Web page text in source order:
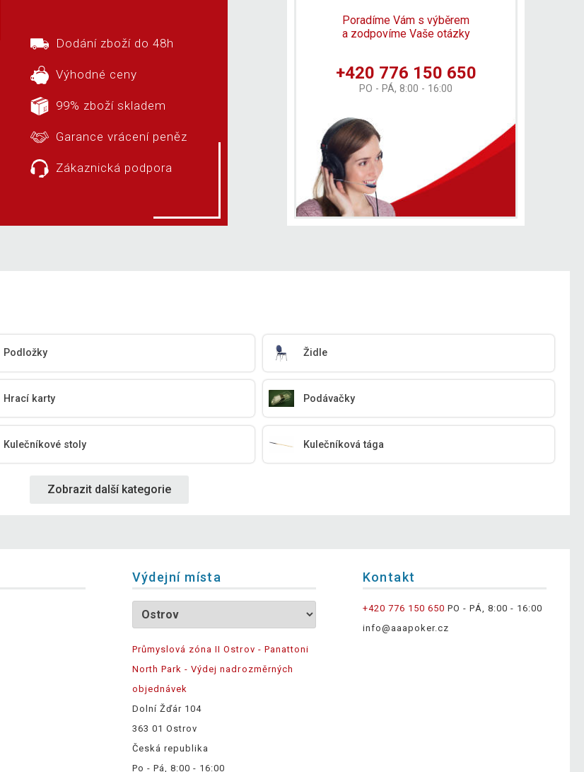
Dodání zboží do 48h
Výhodné ceny
99% zboží skladem
Garance vrácení peněz
Zákaznická podpora
Poradíme Vám s výběrem
a zodpovíme Vaše otázky
+420 776 150 650
PO - PÁ, 8:00 - 16:00
Podložky Židle
Hrací karty Podávačky
Kulečníkové stoly Kulečníková tága
Zobrazit další kategorie
Výdejní místa
Průmyslová zóna II Ostrov - Panattoni
North Park - Výdej nadrozměrných
objednávek
Dolní Žďár 104
363 01 Ostrov
Česká republika
Po - Pá, 8:00 - 16:00
Kontakt
+420 776 150 650 PO - PÁ, 8:00 - 16:00
info@aaapoker.cz